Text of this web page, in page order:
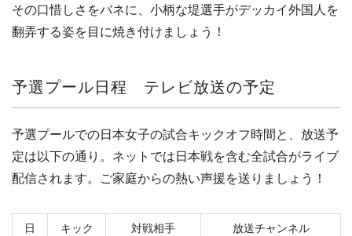
その口惜しさをバネに、小柄な堤選手がデッカイ外国人を
翻弄する姿を目に焼き付けましょう！
予選プール日程 テレビ放送の予定
予選プールでの日本女子の試合キックオフ時間と、放送予
定は以下の通り。ネットでは日本戦を含む全試合がライブ
配信されます。ご家庭からの熱い声援を送りましょう！
日
キック
対戦相手 放送チャンネル